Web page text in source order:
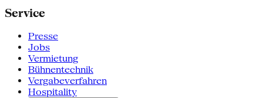
Service
Presse
Jobs
Vermietung
Bühnentechnik
Vergabeverfahren
Hospitality